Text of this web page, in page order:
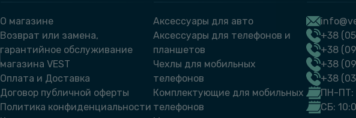
О магазине
Возврат или замена,
гарантийное обслуживание
магазина VEST
Оплата и Доставка
Договор публичной оферты
Политика конфиденциальности
Аксессуары для авто
Аксессуары для телефонов и
планшетов
Чехлы для мобильных
телефонов
Комплектующие для мобильных
телефонов
+38
+38
+38
+38
ПН-ПТ:
СБ: